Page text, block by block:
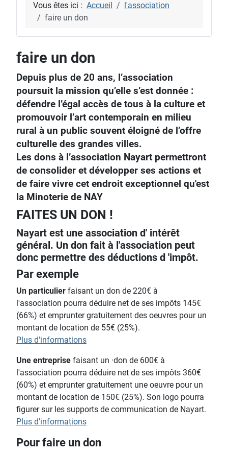
Vous êtes ici : Accueil
l'association
faire un don
faire un don
Depuis plus de 20 ans, l’association
poursuit la mission qu’elle s’est donnée :
défendre l’égal accès de tous à la culture et
promouvoir l’art contemporain en milieu
rural à un public souvent éloigné de l’offre
culturelle des grandes villes.
Les dons à l’association Nayart permettront
de consolider et développer ses actions et
de faire vivre cet endroit exceptionnel qu'est
la Minoterie de NAY
FAITES UN DON !
Nayart est une association d' intérêt
général. Un don fait à l'association peut
donc permettre des déductions d 'impôt.
Par exemple
Un particulier faisant un don de 220€ à
l'association pourra déduire net de ses impôts 145€
(66%) et emprunter gratuitement des oeuvres pour un
montant de location de 55€ (25%).
Plus d'informations
Une entreprise faisant un ·don de 600€ à
l'association pourra déduire net de ses impôts 360€
(60%) et emprunter gratuitement une oeuvre pour un
montant de location de 150€ (25%). Son logo pourra
figurer sur les supports de communication de Nayart.
Plus d'informations
Pour faire un don